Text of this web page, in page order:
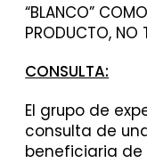
“BLANCO”
PRODUCTO, NO
CONSULTA:
El grupo de
consulta de
beneficiaria